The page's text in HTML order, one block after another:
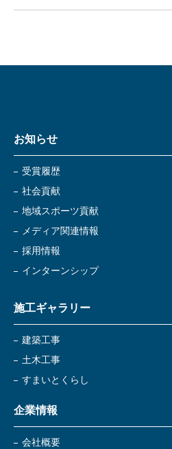
お知らせ
受賞履歴
社会貢献
地域スポーツ貢献
メディア関連情報
採用情報
インターンシップ
施工ギャラリー
建築工事
土木工事
すまいとくらし
企業情報
会社概要